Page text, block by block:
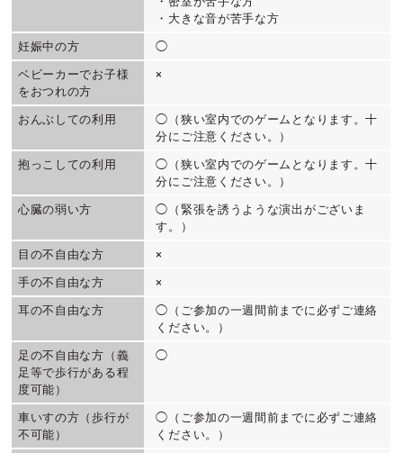
・大きな音が苦手な方
妊娠中の方 ◯
ベビーカーでお子様
をおつれの方
×
おんぶしての利用
◯（狭い室内でのゲームとなります。十
分にご注意ください。）
抱っこしての利用
◯（狭い室内でのゲームとなります。十
分にご注意ください。）
心臓の弱い方
◯（緊張を誘うような演出がございま
す。）
目の不自由な方 ×
手の不自由な方 ×
耳の不自由な方
◯（ご参加の一週間前までに必ずご連絡
ください。）
足の不自由な方（義
足等で歩行がある程
度可能）
◯
車いすの方（歩行が
不可能）
◯（ご参加の一週間前までに必ずご連絡
ください。）